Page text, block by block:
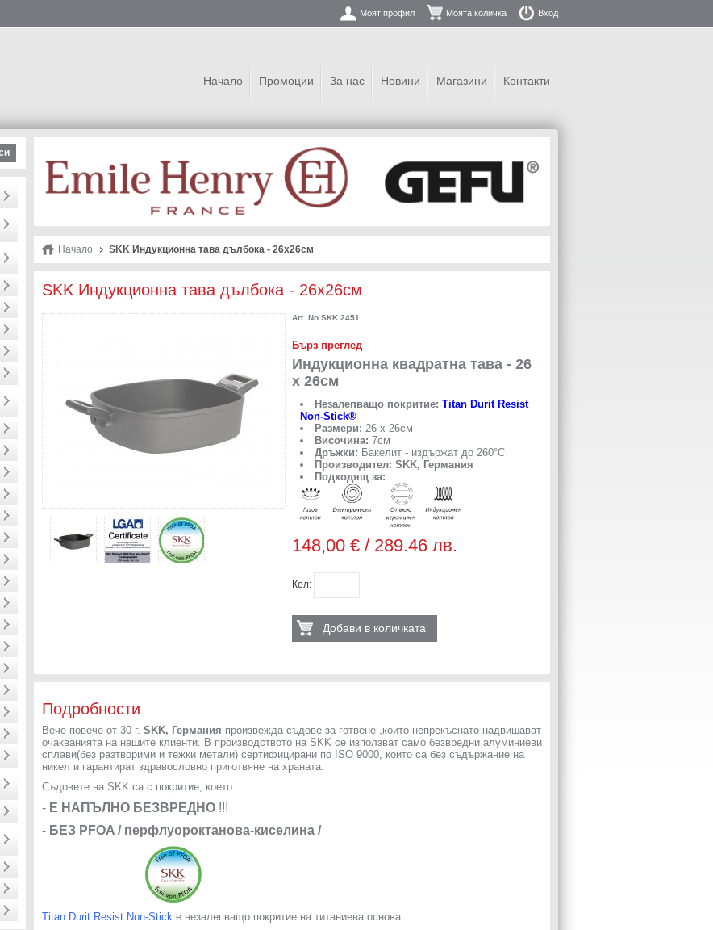
Моят профил Моята количка Вход
Начало Промоции За нас Новини Магазини Контакти
Начало SKK Индукционна тава дълбока - 26х26см
SKK Индукционна тава дълбока - 26х26см
Art. No SKK 2451
Бърз преглед
Индукционна квадратна тава - 26
х 26см
Незалепващо покритие: Titan Durit Resist
Non-Stick®
Размери: 26 х 26см
Височина: 7см
Дръжки: Бакелит - издържат до 260°С
Производител: SKK, Германия
Подходящ за:
148,00 € / 289.46 лв.
Кол:
Добави в количката
Подробности
Вече повече от 30 г. SKK, Германия произвежда съдове за готвене ,които непрекъснато надвишават
очакванията на нашите клиенти. В производството на SKK се използват само безвредни алуминиеви
сплави(без разтворими и тежки метали) сертифицирани по ISO 9000, които са без съдържание на
никел и гарантират здравословно приготвяне на храната.
Съдовете на SKK са с покритие, което:
- Е НАПЪЛНО БЕЗВРЕДНО !!!
- БЕЗ PFOA / перфлуороктанова-киселина /
Titan Durit Resist Non-Stick е незалепващо покритие на титаниева основа.